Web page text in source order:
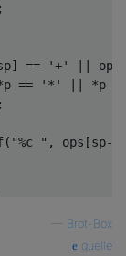
== '+' ||
== '*' || *p
", ops[sp--
Brot-Box
quelle